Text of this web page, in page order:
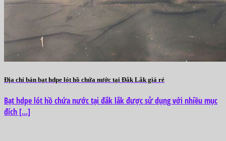
Địa chỉ bán bạt hdpe lót hồ chứa nước tại Đắk Lắk giá rẻ
Bạt hdpe lót hồ chứa nước tại đắk lắk được sử dụng với nhiều mục
đích [...]